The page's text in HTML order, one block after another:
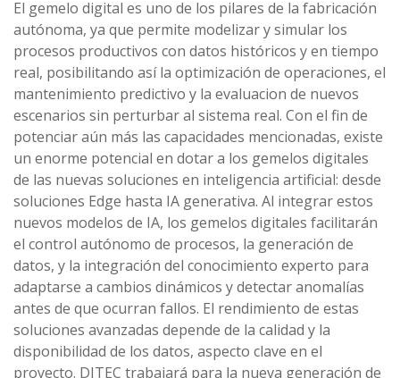
El gemelo digital es uno de los pilares de la fabricación
autónoma, ya que permite modelizar y simular los
procesos productivos con datos históricos y en tiempo
real, posibilitando así la optimización de operaciones, el
mantenimiento predictivo y la evaluacion de nuevos
escenarios sin perturbar al sistema real. Con el fin de
potenciar aún más las capacidades mencionadas, existe
un enorme potencial en dotar a los gemelos digitales
de las nuevas soluciones en inteligencia artificial: desde
soluciones Edge hasta IA generativa. Al integrar estos
nuevos modelos de IA, los gemelos digitales facilitarán
el control autónomo de procesos, la generación de
datos, y la integración del conocimiento experto para
adaptarse a cambios dinámicos y detectar anomalías
antes de que ocurran fallos. El rendimiento de estas
soluciones avanzadas depende de la calidad y la
disponibilidad de los datos, aspecto clave en el
proyecto. DITEC trabajará para la nueva generación de